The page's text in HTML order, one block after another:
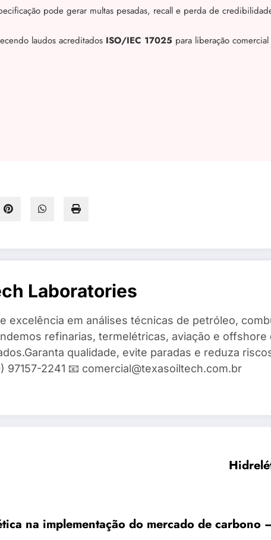
pode gerar multas pesadas, recall e perda de
laudos acreditados ISO/IEC 17025 para liberação
Laboratories
excelência em análises técnicas de petróleo,
refinarias, termelétricas, aviação e
qualidade, evite paradas e reduza
97157-2241 📧 comercial@texasoiltech.com.br
na implementação do mercado de